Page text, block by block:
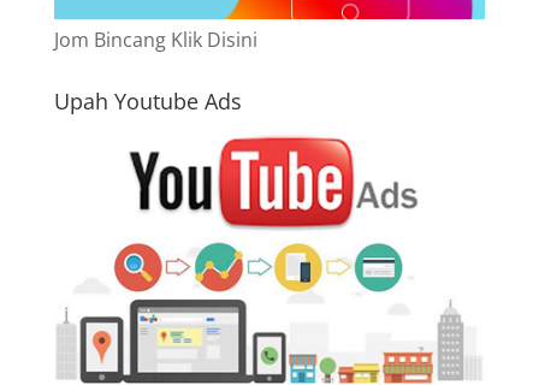
Jom Bincang Klik Disini
Upah Youtube Ads